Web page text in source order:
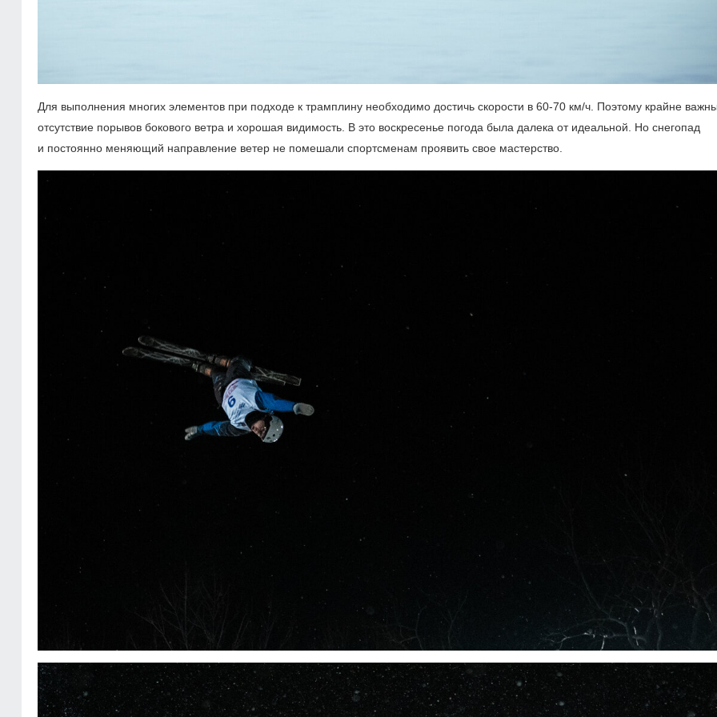
Для выполнения многих элементов при подходе к трамплину необходимо достичь скорости в 60-70 км/ч. Поэтому крайне
отсутствие порывов бокового ветра и хорошая видимость. В это воскресенье погода была далека от идеальной. Но снегопад
и постоянно меняющий направление ветер не помешали спортсменам проявить свое мастерство.